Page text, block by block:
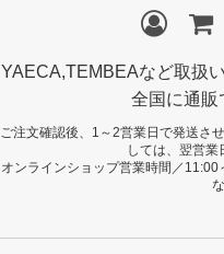
YAECA,TEMBEAなど取扱
全国に通販
ご注文確認後、1～2営業日で発送さ
しては、翌営業
オンラインショップ営業時間／